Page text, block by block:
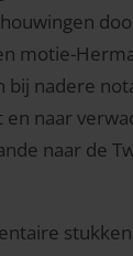
motie-
bij nadere
naar
naar de